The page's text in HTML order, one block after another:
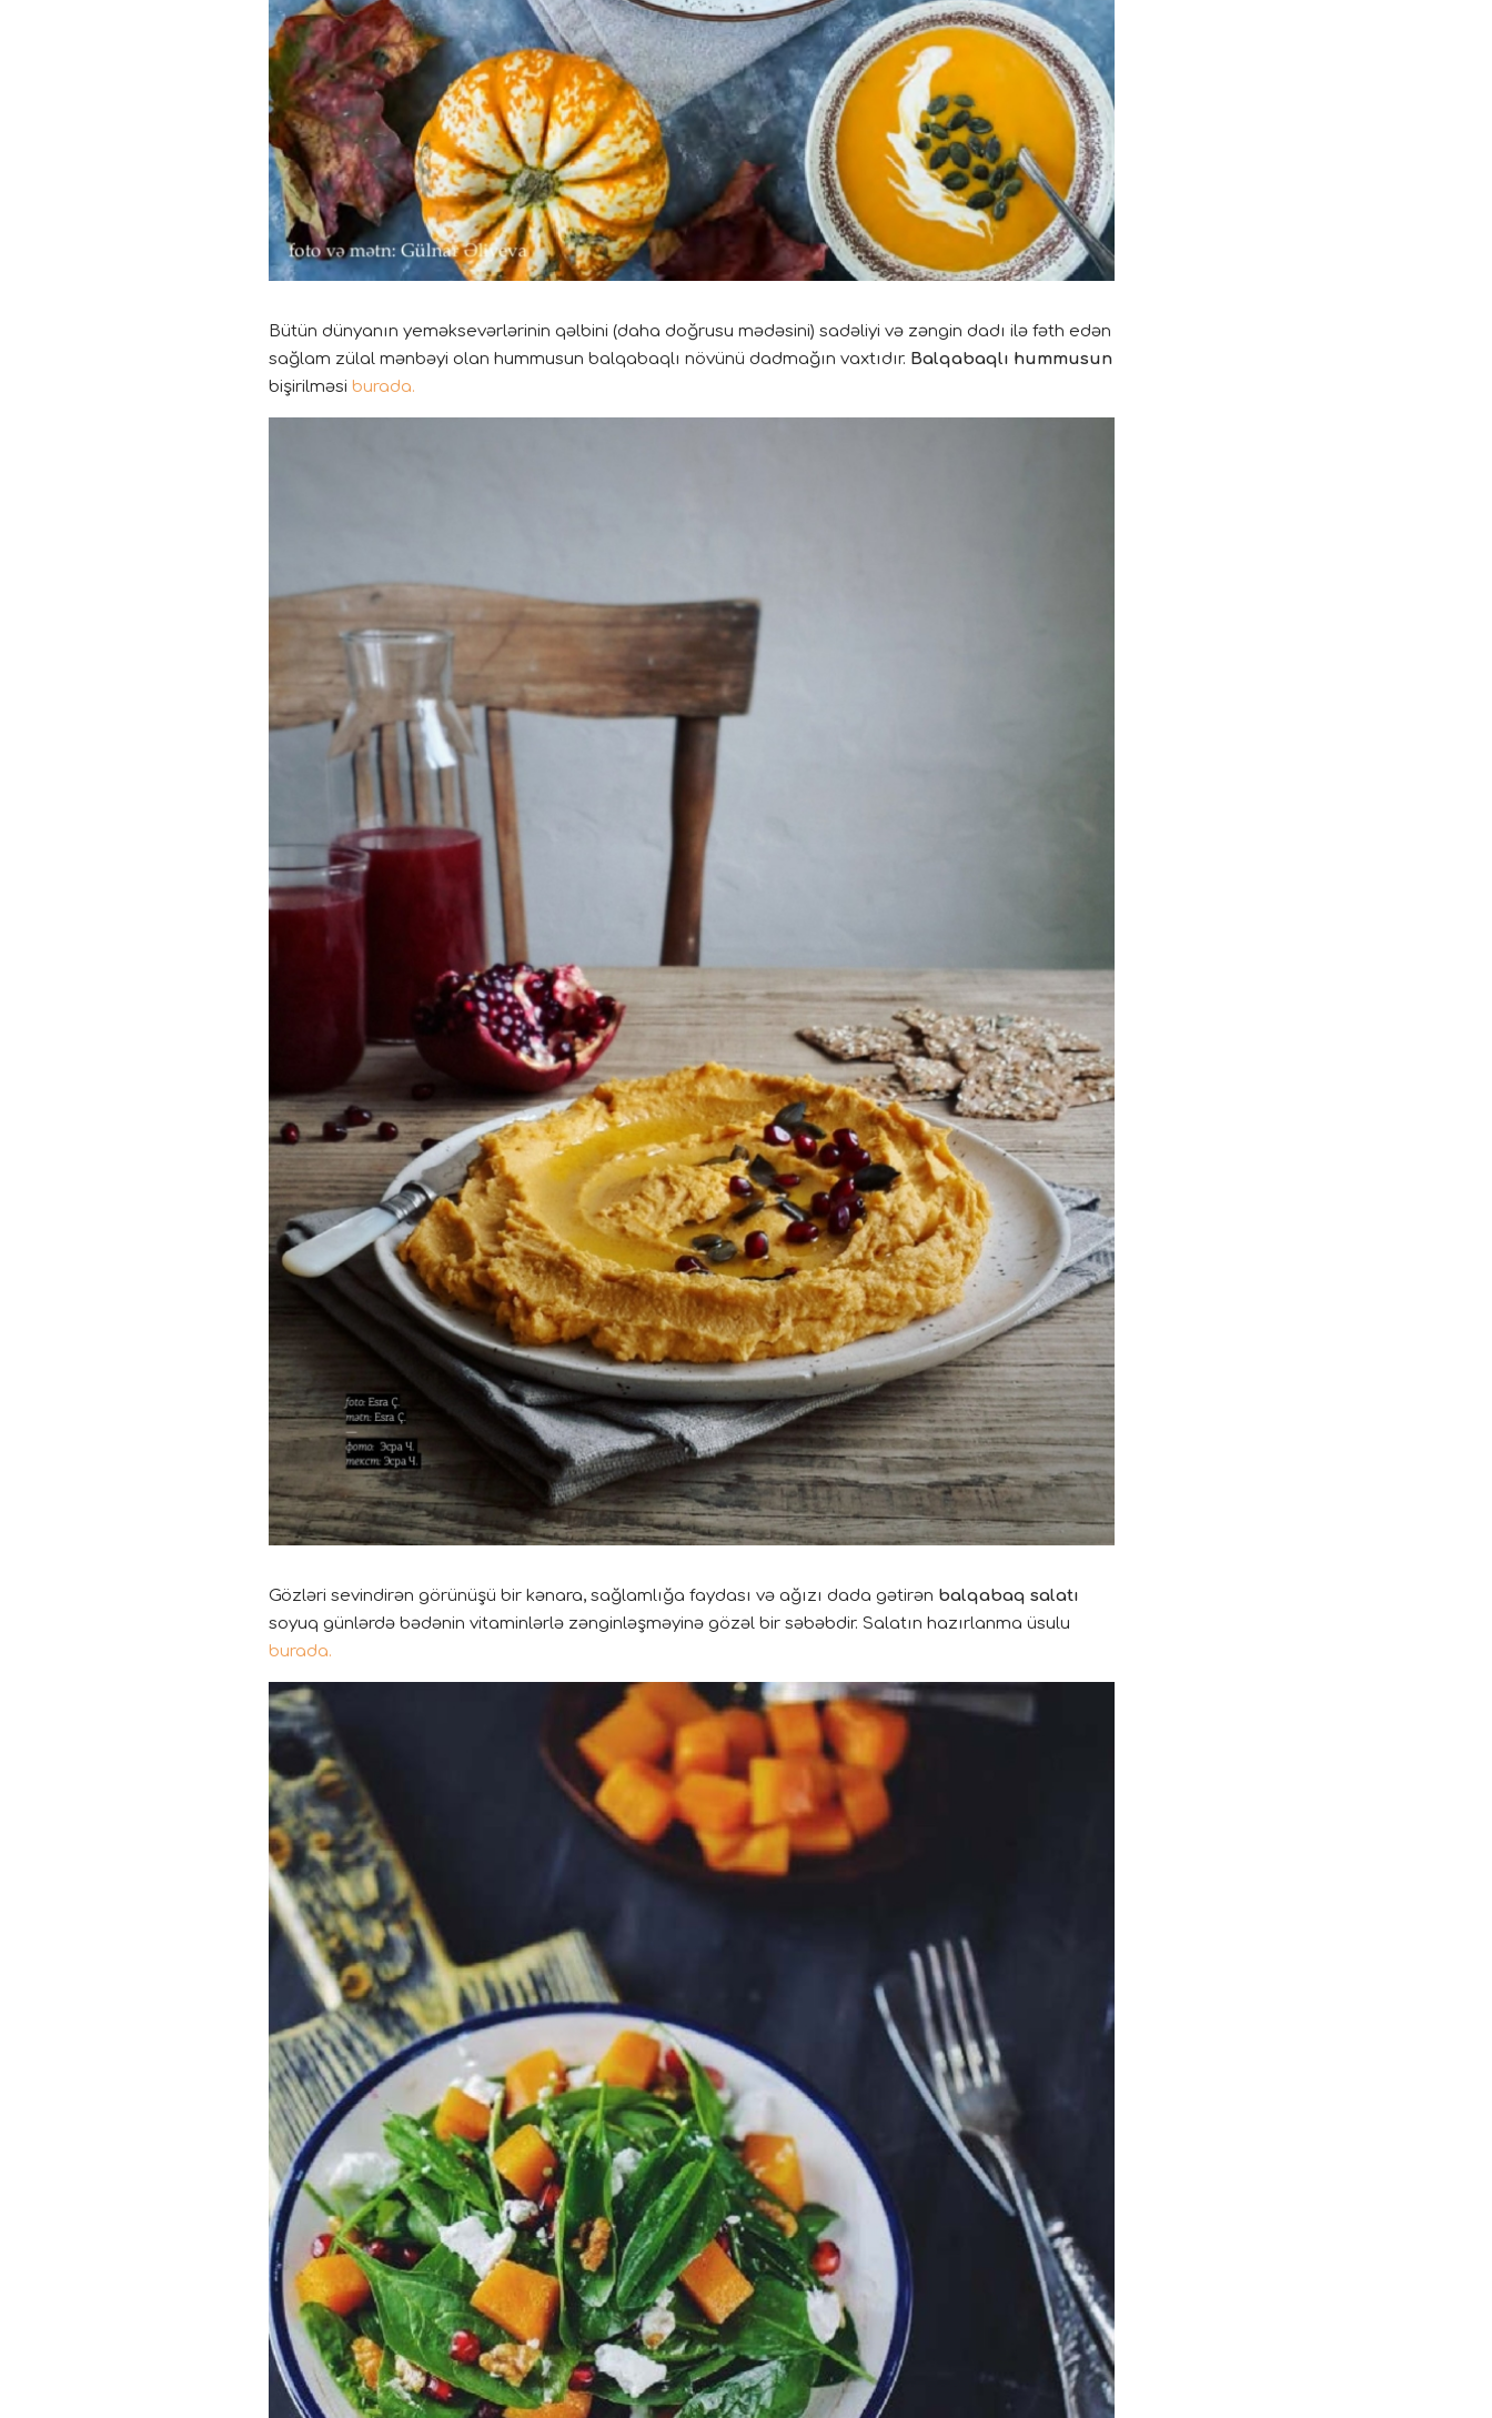
Bütün dünyanın yeməksevərlərinin qəlbini (daha doğrusu mədəsini) sadəliyi və zəngin dadı ilə fəth edən
sağlam zülal mənbəyi olan hummusun balqabaqlı növünü dadmağın vaxtıdır. Balqabaqlı hummusun
bişirilməsiburada.
Gözləri sevindirən görünüşü bir kənara, sağlamlığa faydası və ağızı dada gətirən balqabaq salatı
soyuq günlərdə bədənin vitaminlərlə zənginləşməyinə gözəl bir səbəbdir. Salatın hazırlanma üsulu
burada.